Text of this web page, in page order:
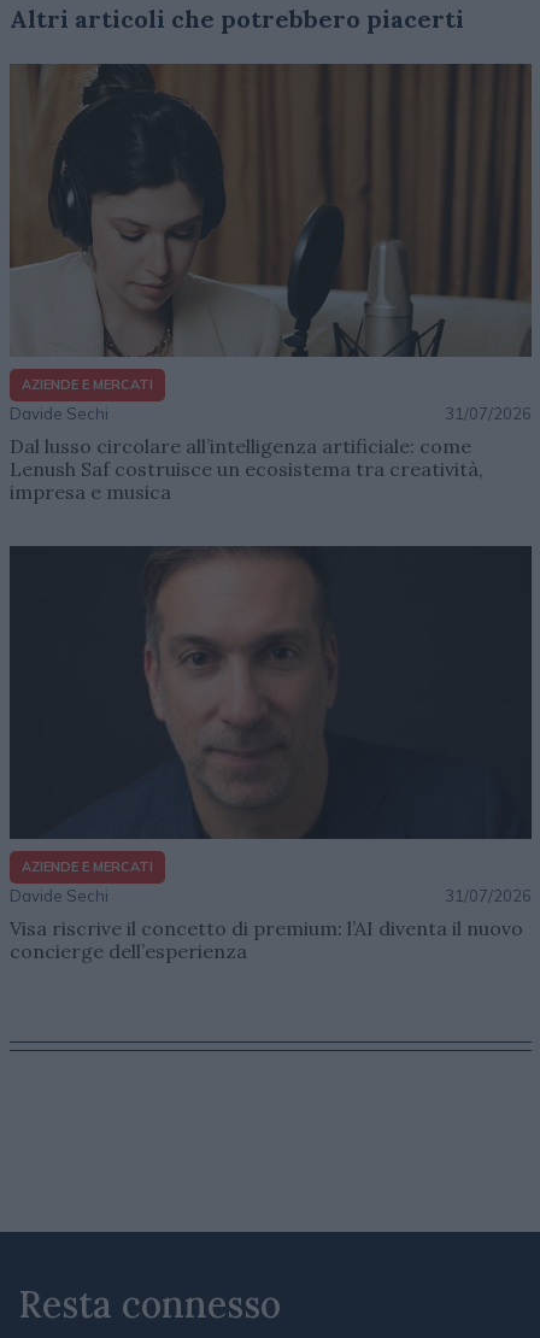
Altri articoli che potrebbero piacerti
AZIENDE E MERCATI
Davide Sechi 31/07/2026
Dal lusso circolare all’intelligenza artificiale: come
Lenush Saf costruisce un ecosistema tra creatività,
impresa e musica
AZIENDE E MERCATI
Davide Sechi 31/07/2026
Visa riscrive il concetto di premium: l’AI diventa il nuovo
concierge dell’esperienza
Resta connesso